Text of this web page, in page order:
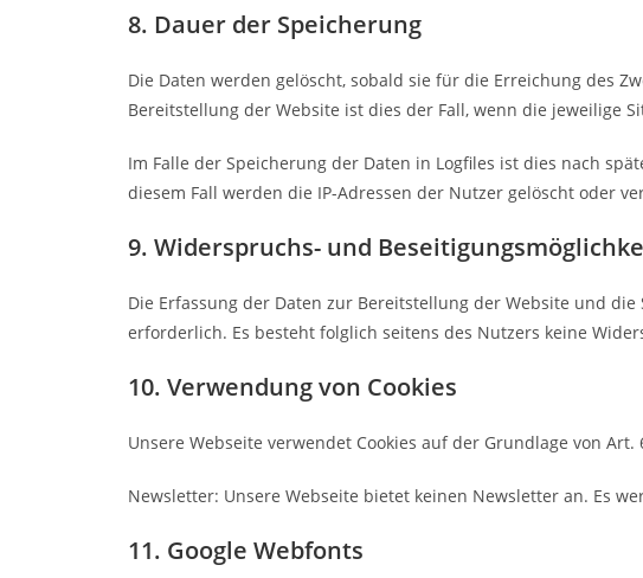
8. Dauer der Speicherung
Die Daten werden gelöscht, sobald sie für die Erreichung des
Bereitstellung der Website ist dies der Fall, wenn die jeweilige
Im Falle der Speicherung der Daten in Logfiles ist dies nach
diesem Fall werden die IP-Adressen der Nutzer gelöscht oder
9. Widerspruchs- und
Die Erfassung der Daten zur Bereitstellung der Website und
erforderlich. Es besteht folglich seitens des Nutzers keine
10. Verwendung von Cookies
Unsere Webseite verwendet Cookies auf der Grundlage von Art.
Newsletter: Unsere Webseite bietet keinen Newsletter an. Es
11. Google Webfonts